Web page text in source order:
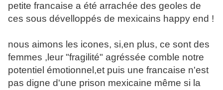
petite francaise a été arrachée des geoles de
ces sous dévelloppés de mexicains happy end !
nous aimons les icones, si,en plus, ce sont des
femmes ,leur "fragilité" agréssée comble notre
potentiel émotionnel,et puis une francaise n'est
pas digne d'une prison mexicaine même si la